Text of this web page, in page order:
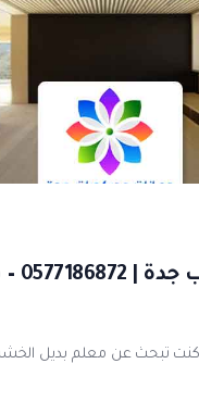
كنت تبحث عن معلم بديل